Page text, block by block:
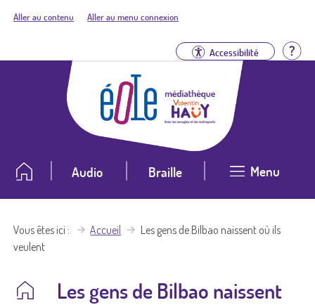
Aller au contenu Aller au menu connexion
Accessibilité
Audio Braille Menu
Vous êtes ici Accueil
Les gens de Bilbao naissent où ils
veulent
Les gens de Bilbao naissent